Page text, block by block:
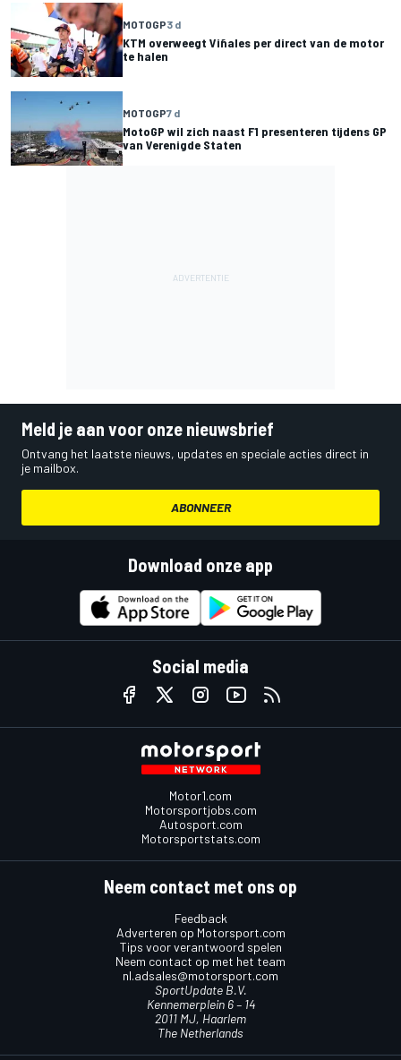
MOTOGP3 d
KTM overweegt Viñales per direct van de motor
te halen
MOTOGP7 d
MotoGP wil zich naast F1 presenteren tijdens GP
van Verenigde Staten
Meld je aan voor onze nieuwsbrief
Ontvang het laatste nieuws, updates en speciale acties direct in
je mailbox.
ABONNEER
Download onze app
Social media
Motor1.com
Motorsportjobs.com
Autosport.com
Motorsportstats.com
Neem contact met ons op
Feedback
Adverteren op Motorsport.com
Tips voor verantwoord spelen
Neem contact op met het team
nl.adsales@motorsport.com
SportUpdate B.V.
Kennemerplein 6 – 14
2011 MJ, Haarlem
The Netherlands